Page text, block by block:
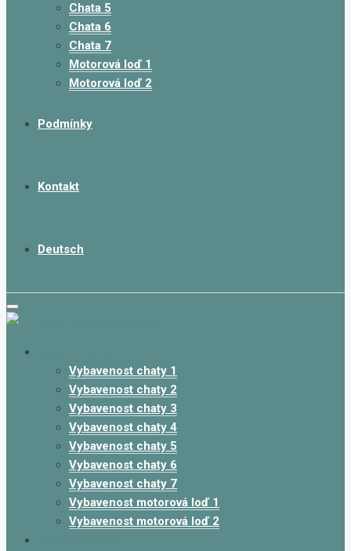
Chata 5
Chata 6
Chata 7
Motorová loď 1
Motorová loď 2
Podmínky
Kontakt
Deutsch
Vybavenost chaty 1
Vybavenost chaty 2
Vybavenost chaty 3
Vybavenost chaty 4
Vybavenost chaty 5
Vybavenost chaty 6
Vybavenost chaty 7
Vybavenost motorová loď 1
Vybavenost motorová loď 2